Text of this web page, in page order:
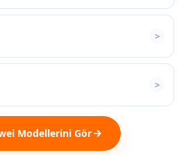
Modellerini Gör